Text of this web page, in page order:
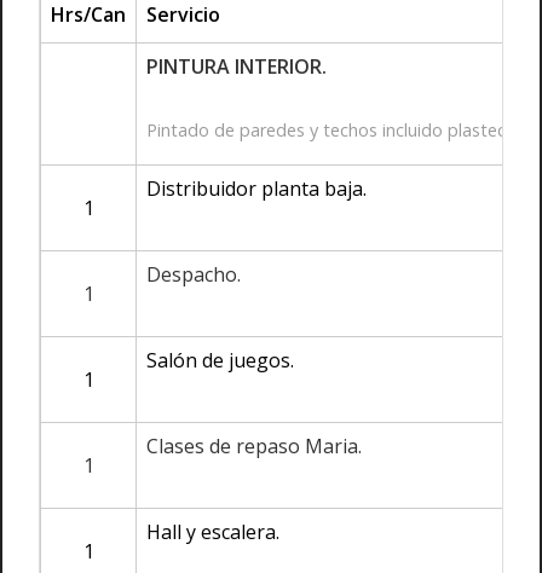
Hrs/Can
Servicio
PINTURA INTERIOR.
Pintado de paredes y techos incluido plastecido
1
Distribuidor planta baja.
1
Despacho.
1
Salón de juegos.
1
Clases de repaso Maria.
1
Hall y escalera.